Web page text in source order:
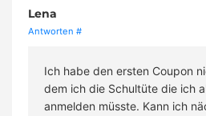
Lena
Antworten #
Ich habe den ersten Coupon
dem ich die Schultüte die ich
anmelden müsste. Kann ich